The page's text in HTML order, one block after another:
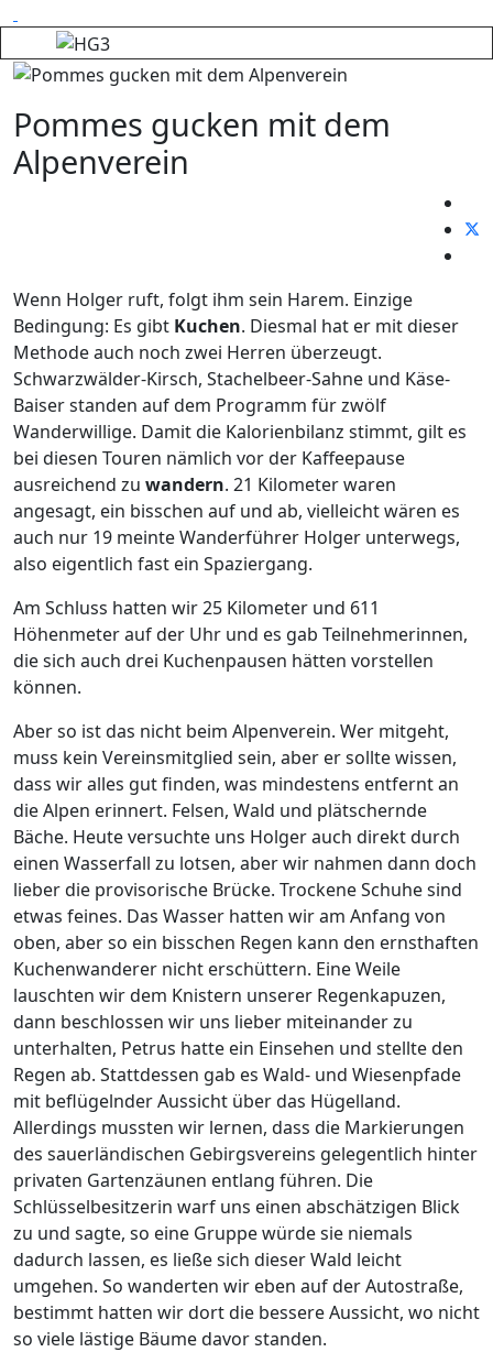
Pommes gucken mit dem
Alpenverein
Wenn Holger ruft, folgt ihm sein Harem. Einzige
Bedingung: Es gibt Kuchen. Diesmal hat er mit dieser
Methode auch noch zwei Herren überzeugt.
Schwarzwälder-Kirsch, Stachelbeer-Sahne und Käse-
Baiser standen auf dem Programm für zwölf
Wanderwillige. Damit die Kalorienbilanz stimmt, gilt es
bei diesen Touren nämlich vor der Kaffeepause
ausreichend zu wandern. 21 Kilometer waren
angesagt, ein bisschen auf und ab, vielleicht wären es
auch nur 19 meinte Wanderführer Holger unterwegs,
also eigentlich fast ein Spaziergang.
Am Schluss hatten wir 25 Kilometer und 611
Höhenmeter auf der Uhr und es gab Teilnehmerinnen,
die sich auch drei Kuchenpausen hätten vorstellen
können.
Aber so ist das nicht beim Alpenverein. Wer mitgeht,
muss kein Vereinsmitglied sein, aber er sollte wissen,
dass wir alles gut finden, was mindestens entfernt an
die Alpen erinnert. Felsen, Wald und plätschernde
Bäche. Heute versuchte uns Holger auch direkt durch
einen Wasserfall zu lotsen, aber wir nahmen dann doch
lieber die provisorische Brücke. Trockene Schuhe sind
etwas feines. Das Wasser hatten wir am Anfang von
oben, aber so ein bisschen Regen kann den ernsthaften
Kuchenwanderer nicht erschüttern. Eine Weile
lauschten wir dem Knistern unserer Regenkapuzen,
dann beschlossen wir uns lieber miteinander zu
unterhalten, Petrus hatte ein Einsehen und stellte den
Regen ab. Stattdessen gab es Wald- und Wiesenpfade
mit beflügelnder Aussicht über das Hügelland.
Allerdings mussten wir lernen, dass die Markierungen
des sauerländischen Gebirgsvereins gelegentlich hinter
privaten Gartenzäunen entlang führen. Die
Schlüsselbesitzerin warf uns einen abschätzigen Blick
zu und sagte, so eine Gruppe würde sie niemals
dadurch lassen, es ließe sich dieser Wald leicht
umgehen. So wanderten wir eben auf der Autostraße,
bestimmt hatten wir dort die bessere Aussicht, wo nicht
so viele lästige Bäume davor standen.